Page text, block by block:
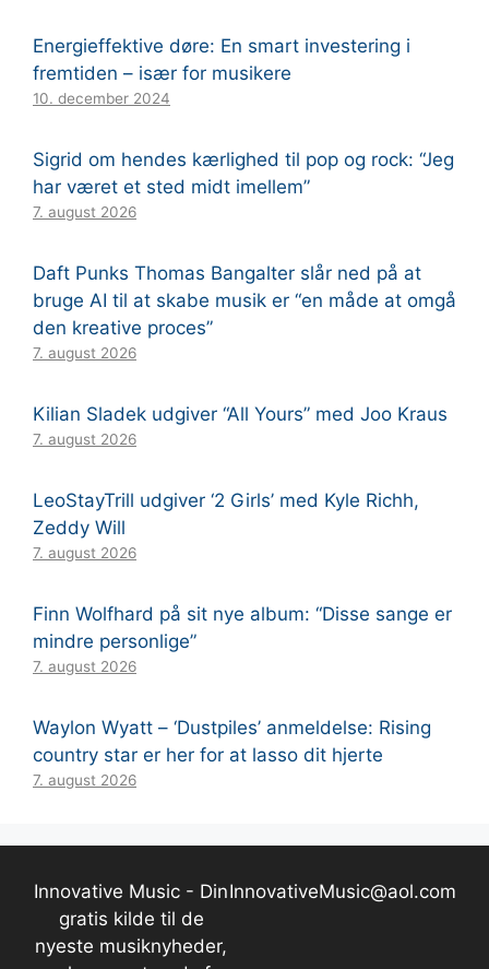
Energieffektive døre: En smart investering i
fremtiden – især for musikere
10. december 2024
Sigrid om hendes kærlighed til pop og rock: “Jeg
har været et sted midt imellem”
7. august 2026
Daft Punks Thomas Bangalter slår ned på at
bruge AI til at skabe musik er “en måde at omgå
den kreative proces”
7. august 2026
Kilian Sladek udgiver “All Yours” med Joo Kraus
7. august 2026
LeoStayTrill udgiver ‘2 Girls’ med Kyle Richh,
Zeddy Will
7. august 2026
Finn Wolfhard på sit nye album: “Disse sange er
mindre personlige”
7. august 2026
Waylon Wyatt – ‘Dustpiles’ anmeldelse: Rising
country star er her for at lasso dit hjerte
7. august 2026
Innovative Music - Din
gratis kilde til de
nyeste musiknyheder,
InnovativeMusic@aol.com